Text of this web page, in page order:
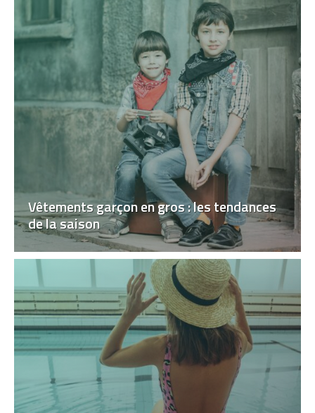
Vêtements garçon en gros : les tendances
de la saison